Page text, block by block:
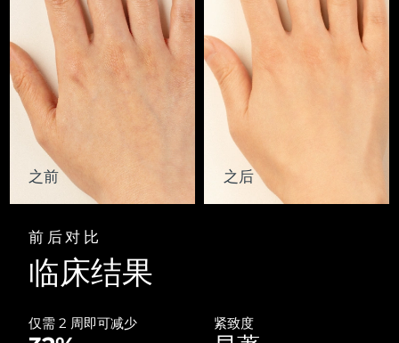
之前 之后
前后对比
临床结果
仅需 2 周即可减少 紧致度
全部购买
FOREO APP
关于我们
日本 预计送达日期 8/11/26
泽西岛 预计送达日期
哈萨克斯坦
科威特
拉脱维亚 预计送达日期
黎巴嫩
立陶宛
卢森堡